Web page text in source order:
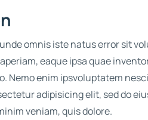
omnis iste natus error sit
eaque ipsa quae
Nemo enim ipsvoluptatem
adipisicing elit, sed do
veniam, quis dolore.